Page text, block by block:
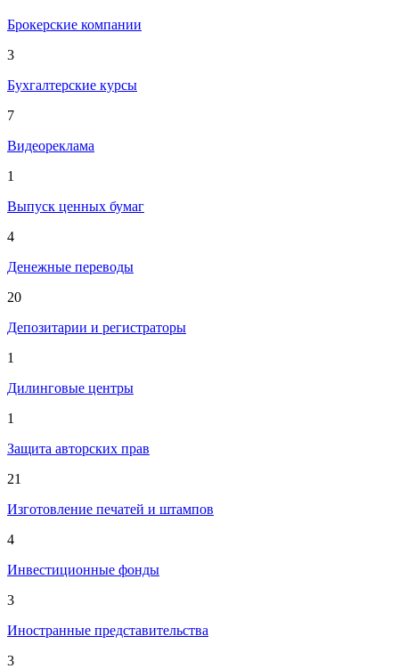
Брокерские компании
3
Бухгалтерские курсы
7
Видеореклама
1
Выпуск ценных бумаг
4
Денежные переводы
20
Депозитарии и регистраторы
1
Дилинговые центры
1
Защита авторских прав
21
Изготовление печатей и штампов
4
Инвестиционные фонды
3
Иностранные представительства
3